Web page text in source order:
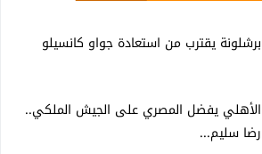
برشلونة يقترب من استعادة جواو كانسيلو
الأهلي يفضل المصري على الجيش الملكي..
رضا سليم...